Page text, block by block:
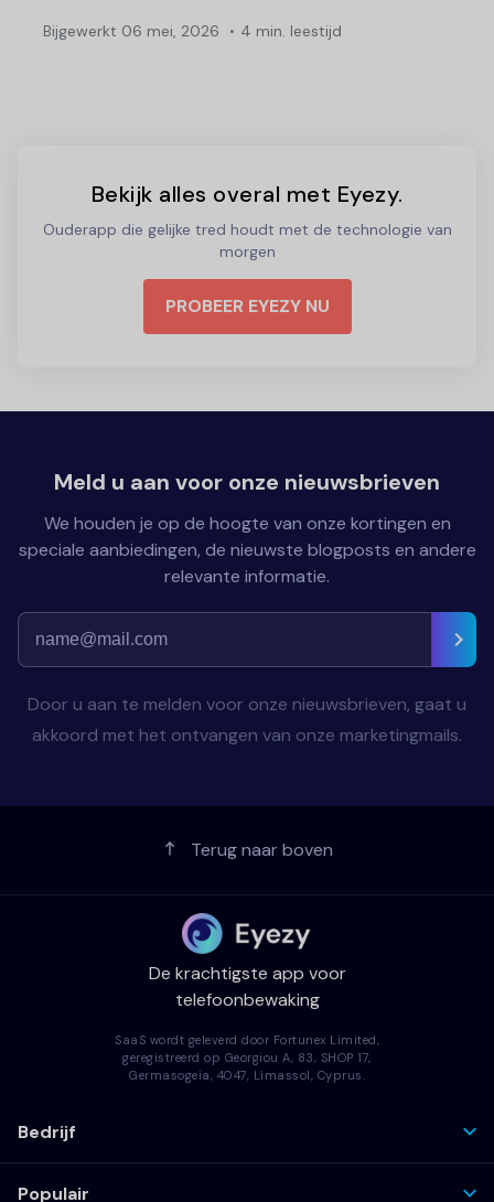
Bijgewerkt 06 mei, 2026 4 min. leestijd
Bekijk alles overal met Eyezy.
Ouderapp die gelijke tred houdt met de technologie van
morgen
PROBEER EYEZY NU
Meld u aan voor onze nieuwsbrieven
We houden je op de hoogte van onze kortingen en
speciale aanbiedingen, de nieuwste blogposts en andere
relevante informatie.
Door u aan te melden voor onze nieuwsbrieven, gaat u
akkoord met het ontvangen van onze marketingmails.
Terug naar boven
De krachtigste app voor
telefoonbewaking
SaaS wordt geleverd door Fortunex Limited,
geregistreerd op Georgiou A, 83, SHOP 17,
Germasogeia, 4047, Limassol, Cyprus.
Bedrijf
Populair